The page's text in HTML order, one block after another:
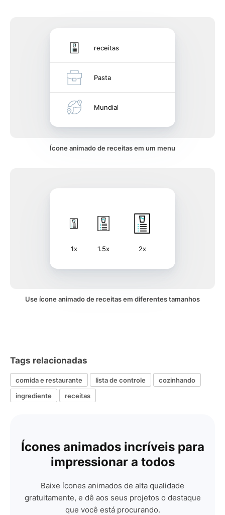
receitas
Pasta
Mundial
Ícone animado de receitas em um menu
1x 1.5x 2x
Use ícone animado de receitas em diferentes tamanhos
Tags relacionadas
comida e restaurante lista de controle
cozinhando
ingrediente
receitas
Ícones animados incríveis para
impressionar a todos
Baixe ícones animados de alta qualidade
gratuitamente, e dê aos seus projetos o destaque
que você está procurando.